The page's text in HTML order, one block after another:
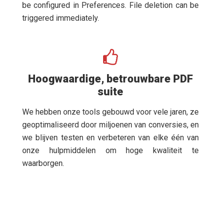
be configured in Preferences. File deletion can be
triggered immediately.
Hoogwaardige, betrouwbare PDF
suite
We hebben onze tools gebouwd voor vele jaren, ze
geoptimaliseerd door miljoenen van conversies, en
we blijven testen en verbeteren van elke één van
onze hulpmiddelen om hoge kwaliteit te
waarborgen.